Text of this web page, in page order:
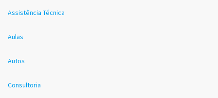
Assistência Técnica
Aulas
Autos
Consultoria